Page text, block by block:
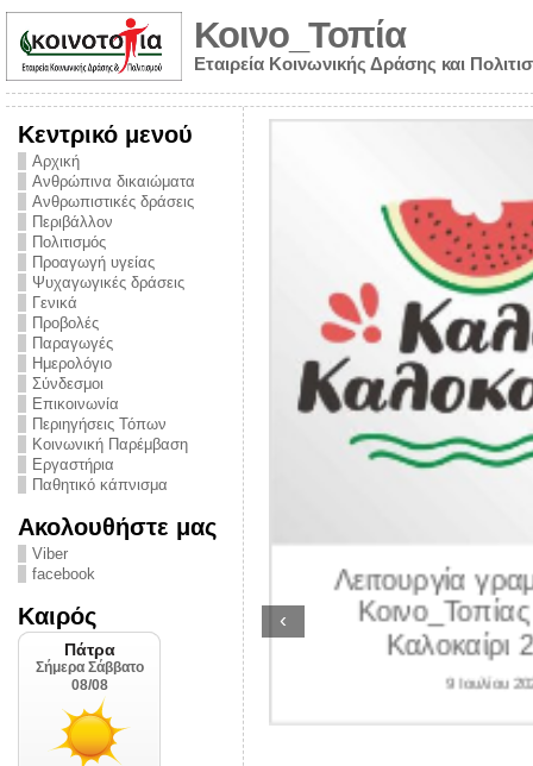
Κοινο_Τοπία
Εταιρεία Κοινωνικής Δράσης και
Κεντρικό μενού
Αρχική
Ανθρώπινα δικαιώματα
Ανθρωπιστικές δράσεις
Περιβάλλον
Πολιτισμός
Προαγωγή υγείας
Ψυχαγωγικές δράσεις
Γενικά
Προβολές
Παραγωγές
Ημερολόγιο
Σύνδεσμοι
Επικοινωνία
Περιηγήσεις Τόπων
Κοινωνική Παρέμβαση
Εργαστήρια
Παθητικό κάπνισμα
Ακολουθήστε μας
Viber
facebook
Καιρός
από την
την ημέρα
και
στο
2026
Λειτουργία
Κοινο_Τοπίας
Καλοκαίρι
9 Ιουλίου
‹